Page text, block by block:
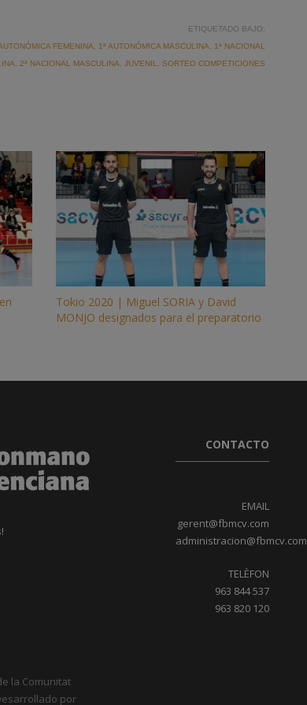
ETIQUETADO BAJO:
FEMENINA
1ª AUTONÓMICA MASCULINA
1ª NACIONAL
2ª NACIONAL MASCULINA JUVENIL SORTEO COMPETICIONES
Tokio 2020 | Miguel SORIA y David
MONJO designados para el preparatorio
la Comunitat
por
CONTACTO
EMAIL
gerent@fbmcv.com
administracion@fbmcv.com
TELÈFON
963 844 537
963 820 120